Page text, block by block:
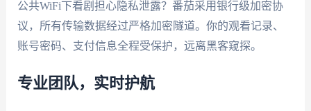
公共WiFi下看剧担心隐私泄露？番茄采用银行级加密协
议，所有传输数据经过严格加密隧道。你的观看记录、
账号密码、支付信息全程受保护，远离黑客窥探。
专业团队，实时护航